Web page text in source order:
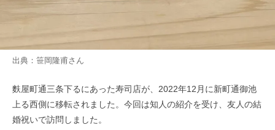
出典： 笹岡隆甫さん
麩屋町通三条下るにあった寿司店が、2022年12月に新町通御池
上る西側に移転されました。今回は知人の紹介を受け、友人の結
婚祝いで訪問しました。